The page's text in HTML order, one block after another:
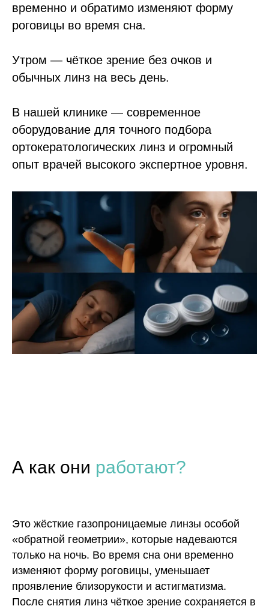
временно и обратимо изменяют форму
роговицы во время сна.
Утром — чёткое зрение без очков и
обычных линз на весь день.
В нашей клинике — современное
оборудование для точного подбора
ортокератологических линз и огромный
опыт врачей высокого экспертное уровня.
А как они работают?
Это жёсткие газопроницаемые линзы особой
«обратной геометрии», которые надеваются
только на ночь. Во время сна они временно
изменяют форму роговицы, уменьшает
проявление близорукости и астигматизма.
После снятия линз чёткое зрение сохраняется в